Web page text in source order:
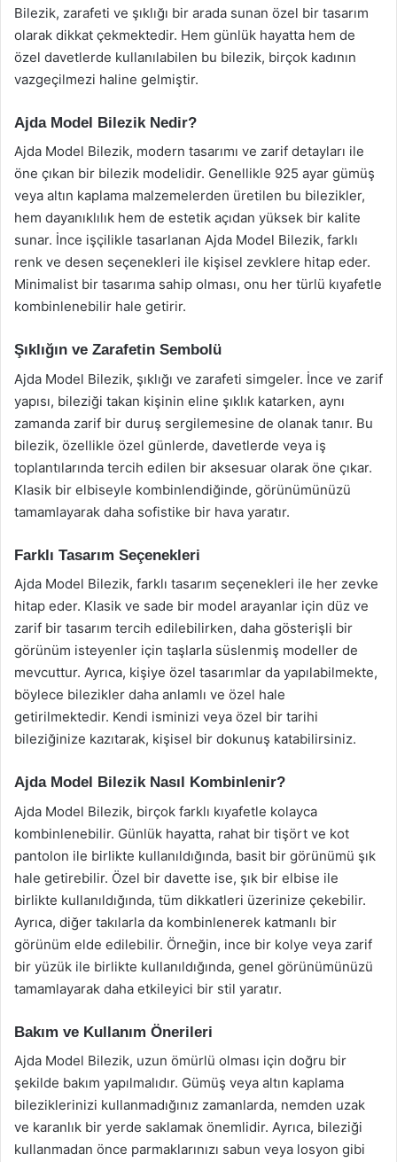
Bilezik, zarafeti ve şıklığı bir arada sunan özel bir tasarım
olarak dikkat çekmektedir. Hem günlük hayatta hem de
özel davetlerde kullanılabilen bu bilezik, birçok kadının
vazgeçilmezi haline gelmiştir.
Ajda Model Bilezik Nedir?
Ajda Model Bilezik, modern tasarımı ve zarif detayları ile
öne çıkan bir bilezik modelidir. Genellikle 925 ayar gümüş
veya altın kaplama malzemelerden üretilen bu bilezikler,
hem dayanıklılık hem de estetik açıdan yüksek bir kalite
sunar. İnce işçilikle tasarlanan Ajda Model Bilezik, farklı
renk ve desen seçenekleri ile kişisel zevklere hitap eder.
Minimalist bir tasarıma sahip olması, onu her türlü kıyafetle
kombinlenebilir hale getirir.
Şıklığın ve Zarafetin Sembolü
Ajda Model Bilezik, şıklığı ve zarafeti simgeler. İnce ve zarif
yapısı, bileziği takan kişinin eline şıklık katarken, aynı
zamanda zarif bir duruş sergilemesine de olanak tanır. Bu
bilezik, özellikle özel günlerde, davetlerde veya iş
toplantılarında tercih edilen bir aksesuar olarak öne çıkar.
Klasik bir elbiseyle kombinlendiğinde, görünümünüzü
tamamlayarak daha sofistike bir hava yaratır.
Farklı Tasarım Seçenekleri
Ajda Model Bilezik, farklı tasarım seçenekleri ile her zevke
hitap eder. Klasik ve sade bir model arayanlar için düz ve
zarif bir tasarım tercih edilebilirken, daha gösterişli bir
görünüm isteyenler için taşlarla süslenmiş modeller de
mevcuttur. Ayrıca, kişiye özel tasarımlar da yapılabilmekte,
böylece bilezikler daha anlamlı ve özel hale
getirilmektedir. Kendi isminizi veya özel bir tarihi
bileziğinize kazıtarak, kişisel bir dokunuş katabilirsiniz.
Ajda Model Bilezik Nasıl Kombinlenir?
Ajda Model Bilezik, birçok farklı kıyafetle kolayca
kombinlenebilir. Günlük hayatta, rahat bir tişört ve kot
pantolon ile birlikte kullanıldığında, basit bir görünümü şık
hale getirebilir. Özel bir davette ise, şık bir elbise ile
birlikte kullanıldığında, tüm dikkatleri üzerinize çekebilir.
Ayrıca, diğer takılarla da kombinlenerek katmanlı bir
görünüm elde edilebilir. Örneğin, ince bir kolye veya zarif
bir yüzük ile birlikte kullanıldığında, genel görünümünüzü
tamamlayarak daha etkileyici bir stil yaratır.
Bakım ve Kullanım Önerileri
Ajda Model Bilezik, uzun ömürlü olması için doğru bir
şekilde bakım yapılmalıdır. Gümüş veya altın kaplama
bileziklerinizi kullanmadığınız zamanlarda, nemden uzak
ve karanlık bir yerde saklamak önemlidir. Ayrıca, bileziği
kullanmadan önce parmaklarınızı sabun veya losyon gibi